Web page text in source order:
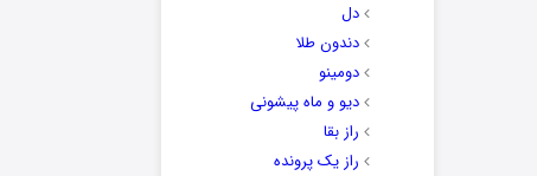
دل
دندون طلا
دومینو
دیو و ماه پیشونی
راز بقا
راز یک پرونده